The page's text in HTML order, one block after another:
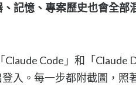
記憶、專案歷史也會全部
Code」和「Claude
入。每一步都附截圖，照